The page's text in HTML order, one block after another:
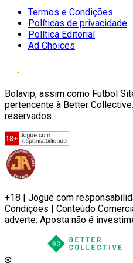
Termos e Condições
Políticas de privacidade
Política Editorial
Ad Choices
Bolavip, assim como Futbol
pertencente à Better
reservados.
+18 | Jogue com
Condições | Conteúdo
adverte: Aposta não é